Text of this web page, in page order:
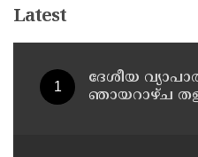
Latest
ദേശീയ
ഞായറാഴ്ച